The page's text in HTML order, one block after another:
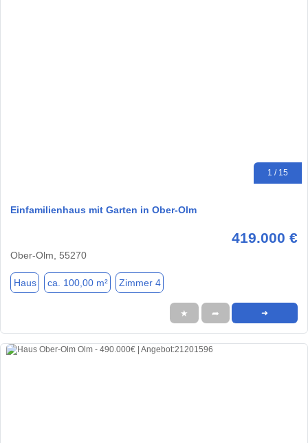
1 / 15
Einfamilienhaus mit Garten in Ober-Olm
419.000 €
Ober-Olm, 55270
Haus ca. 100,00 m² Zimmer 4
★ ➦ ➜